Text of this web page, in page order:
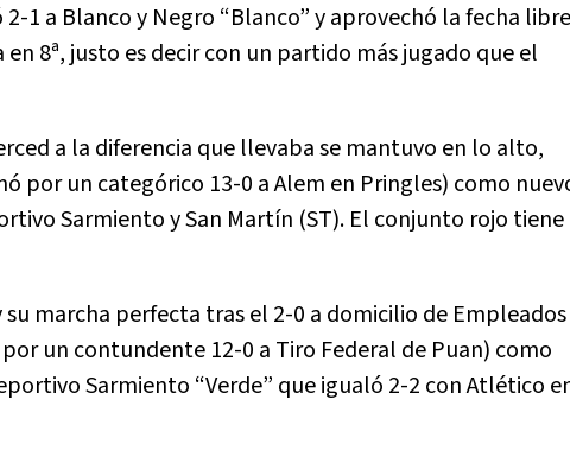
1 a Blanco y Negro “Blanco” y aprovechó la fecha libre
8ª, justo es decir con un partido más jugado que el
a la diferencia que llevaba se mantuvo en lo alto,
por un categórico 13-0 a Alem en Pringles) como
Sarmiento y San Martín (ST). El conjunto rojo tiene
marcha perfecta tras el 2-0 a domicilio de Empleados
un contundente 12-0 a Tiro Federal de Puan) como
Sarmiento “Verde” que igualó 2-2 con Atlético